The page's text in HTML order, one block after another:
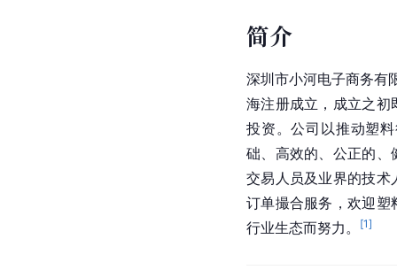
简介
深圳市小河电子商务有
海注册成立，成立之初
投资。公司以推动塑
础、高效的、公正的、
交易人员及业界的技术
订单撮合服务，欢迎塑
行业生态而努力。
[1]